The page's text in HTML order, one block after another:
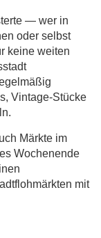
— wer in
oder selbst
keine weiten
Vintage-Stücke
Märkte im
Wochenende
mit